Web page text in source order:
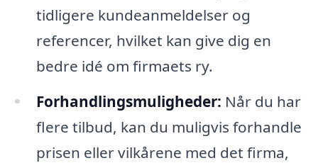
tidligere kundeanmeldelser og
referencer, hvilket kan give dig en
bedre idé om firmaets ry.
Forhandlingsmuligheder: Når du har
flere tilbud, kan du muligvis forhandle
prisen eller vilkårene med det firma,